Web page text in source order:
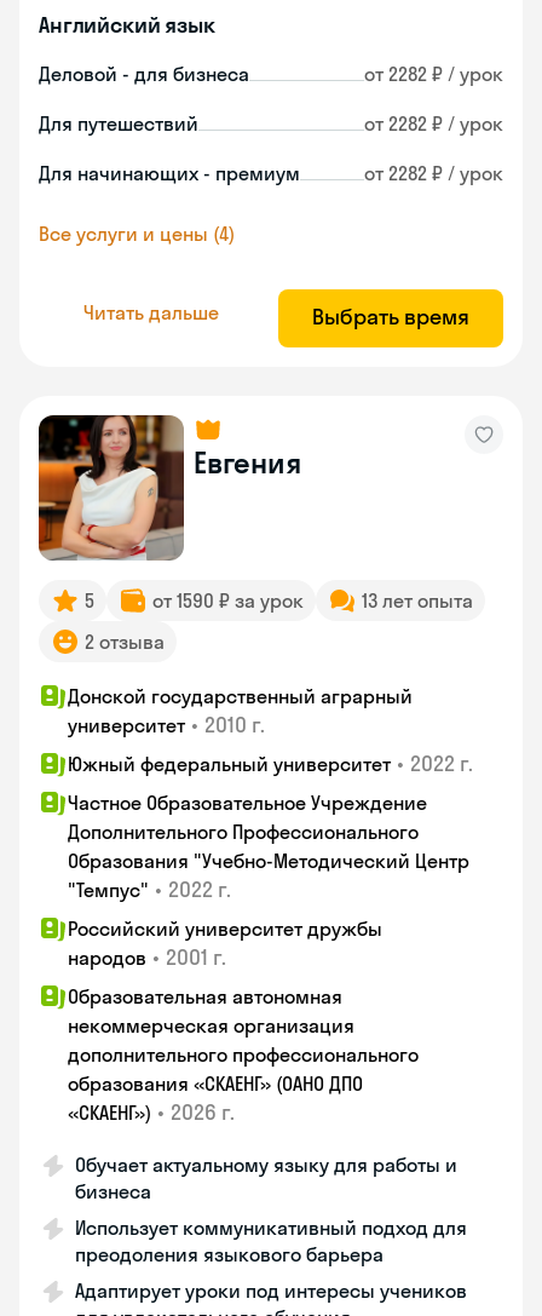
Английский язык
Деловой - для бизнеса от 2282 ₽ / урок
Для путешествий от 2282 ₽ / урок
Для начинающих - премиум от 2282 ₽ / урок
Все услуги и цены (4)
Читать дальше Выбрать время
Евгения
5 от 1590 ₽ за урок
13 лет опыта
2 отзыва
Донской государственный аграрный
университет • 2010 г.
Южный федеральный университет • 2022 г.
Частное Образовательное Учреждение
Дополнительного Профессионального
Образования "Учебно-Методический Центр
"Темпус" • 2022 г.
Российский университет дружбы
народов • 2001 г.
Образовательная автономная
некоммерческая организация
дополнительного профессионального
образования «СКАЕНГ» (ОАНО ДПО
«СКАЕНГ») • 2026 г.
Обучает актуальному языку для работы и
бизнеса
Использует коммуникативный подход для
преодоления языкового барьера
Адаптирует уроки под интересы учеников